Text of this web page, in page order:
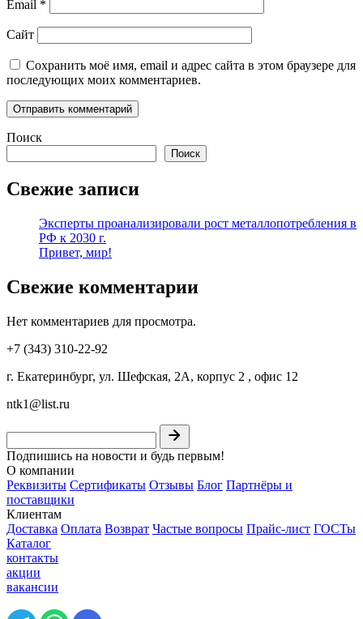
Email *
Сайт
Сохранить моё имя, email и адрес сайта в этом браузере для
последующих моих комментариев.
Поиск
Поиск
Свежие записи
Эксперты проанализировали рост металлопотребления в
РФ к 2030 г.
Привет, мир!
Свежие комментарии
Нет комментариев для просмотра.
+7 (343) 310-22-92
г. Екатеринбург, ул. Шефская, 2А, корпус 2 , офис 12
ntk1@list.ru
Подпишись на новости и будь первым!
О компании
Реквизиты Сертификаты Отзывы Блог Партнёры и
поставщики
Клиентам
Доставка Оплата Возврат Частые вопросы Прайс-лист ГОСТы
Каталог
контакты
акции
вакансии